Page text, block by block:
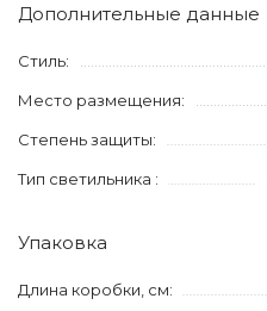
Дополнительные данные
Стиль:
Место размещения:
Степень защиты:
Тип светильника :
Упаковка
Длина коробки, см: